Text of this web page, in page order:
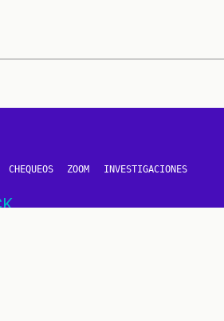
CHEQUEOS ZOOM INVESTIGACIONES